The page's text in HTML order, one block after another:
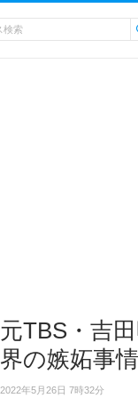
元TBS・吉
界の嫉妬事
2022年5月26日 7時32分